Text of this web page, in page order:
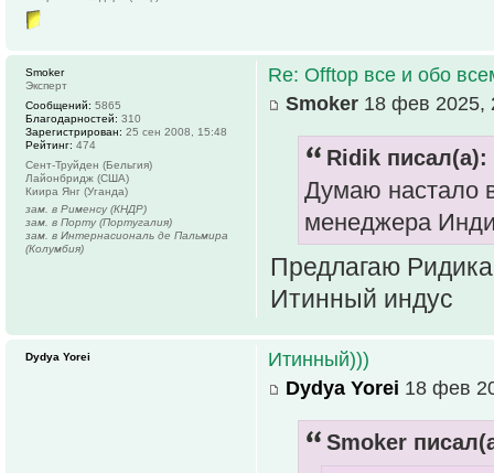
Re: Offtop все и обо
Smoker 18 фев 2025,
Ridik писал(а):
Думаю настало
менеджера
Предлагаю
Итинный индус
Smoker
Эксперт
Сообщений: 5865
Благодарностей: 310
Зарегистрирован: 25 сен 2008, 15:48
Рейтинг: 474
Сент-Труйден (Бельгия)
Лайонбридж (США)
Киира Янг (Уганда)
зам. в Рименсу (КНДР)
зам. в Порту (Португалия)
зам. в Интернасиональ де Пальмира
(Колумбия)
Итинный)))
Dydya Yorei 18 фев
Smoker
Dydya Yorei